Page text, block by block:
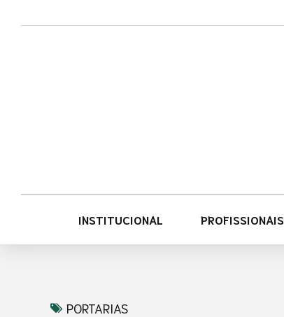
INSTITUCIONAL PROFISSIONAIS
PORTARIAS